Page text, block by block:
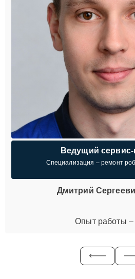
Ведущий
Специализация – ремонт
Дмитрий
Опыт работы –